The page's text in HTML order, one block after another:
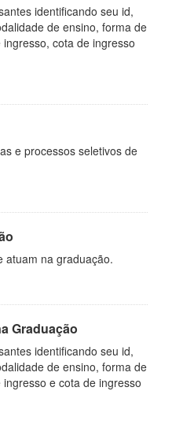
identificando seu id,
de ensino, forma de
cota de ingresso
e processos seletivos de
atuam na graduação.
Graduação
identificando seu id,
de ensino, forma de
e cota de ingresso